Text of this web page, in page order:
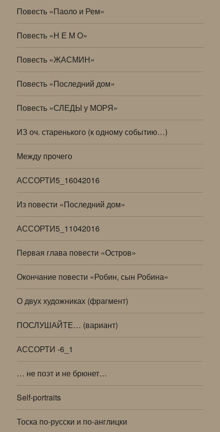
Повесть «Паоло и Рем»
Повесть «Н Е М О»
Повесть «ЖАСМИН»
Повесть «Последний дом»
Повесть «СЛЕДЫ у МОРЯ»
ИЗ оч. старенького (к одному событию…)
Между прочего
АССОРТИ5_16042016
Из повести «Последний дом»
АССОРТИ5_11042016
Первая глава повести «Остров»
Окончание повести «Робин, сын Робина»
О двух художниках (фрагмент)
ПОСЛУШАЙТЕ… (вариант)
АССОРТИ -6_1
… не поэт и не брюнет…
Self-portraits
Тоска по-русски и по-англицки